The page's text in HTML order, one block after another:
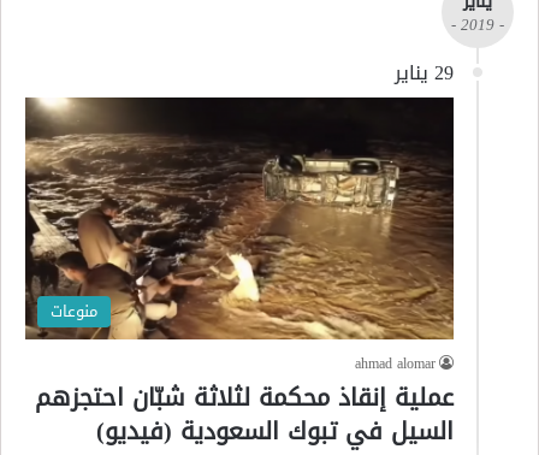
- 2019 -
29 يناير
منوعات
ahmad alomar
عملية إنقاذ محكمة لثلاثة شبّان احتجزهم
السيل في تبوك السعودية (فيديو)